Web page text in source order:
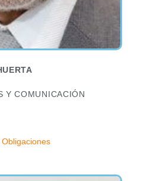
Y COMUNICACIÓN